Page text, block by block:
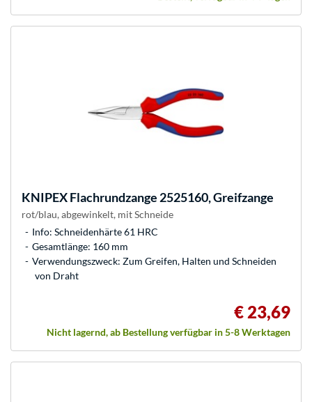
KNIPEXFlachrundzange 2525160, Greifzange
rot/blau, abgewinkelt, mit Schneide
Info: Schneidenhärte 61 HRC
Gesamtlänge: 160 mm
Verwendungszweck: Zum Greifen, Halten und Schneiden
von Draht
€ 23,69
Nicht lagernd, ab Bestellung verfügbar in 5-8 Werktagen